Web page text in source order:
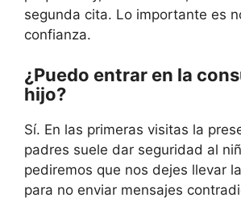
segunda cita. Lo importante es
confianza.
¿Puedo entrar en la
hijo?
Sí. En las primeras visitas la
padres suele dar seguridad al
pediremos que nos dejes llevar
para no enviar mensajes